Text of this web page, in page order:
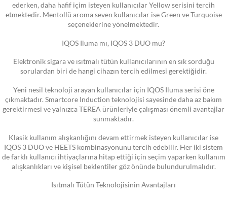
ederken, daha hafif içim isteyen kullanıcılar Yellow serisini tercih
etmektedir. Mentollü aroma seven kullanıcılar ise Green ve Turquoise
seçeneklerine yönelmektedir.
IQOS Iluma mı, IQOS 3 DUO mu?
Elektronik sigara ve ısıtmalı tütün kullanıcılarının en sık sorduğu
sorulardan biri de hangi cihazın tercih edilmesi gerektiğidir.
Yeni nesil teknoloji arayan kullanıcılar için IQOS Iluma serisi öne
çıkmaktadır. Smartcore Induction teknolojisi sayesinde daha az bakım
gerektirmesi ve yalnızca TEREA ürünleriyle çalışması önemli avantajlar
sunmaktadır.
Klasik kullanım alışkanlığını devam ettirmek isteyen kullanıcılar ise
IQOS 3 DUO ve HEETS kombinasyonunu tercih edebilir. Her iki sistem
de farklı kullanıcı ihtiyaçlarına hitap ettiği için seçim yaparken kullanım
alışkanlıkları ve kişisel beklentiler göz önünde bulundurulmalıdır.
Isıtmalı Tütün Teknolojisinin Avantajları